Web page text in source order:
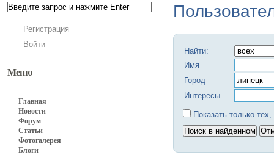
Регистрация
Войти
Меню
Главная
Новости
Форум
Статьи
Фотогалерея
Блоги
Найти:
Имя
Город
Интересы
Показать только